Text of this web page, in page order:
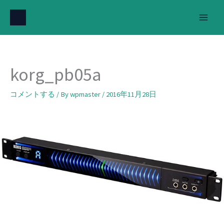
を
korg_pb05a
コメントする / Bywpmaster / 2016年11月28日